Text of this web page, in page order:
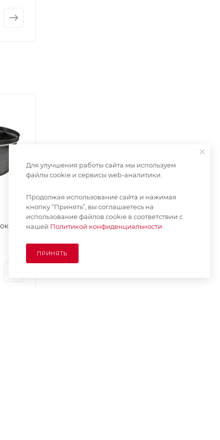
Для улучшения работы сайта мы используем
файлы cookie и сервисы web-аналитики.
Продолжая использование сайта и нажимая
кнопку “Принять”, вы соглашаетесь на
использование файлов cookie в соответствии с
нашей Политикой конфиденциальности.
ПРИНЯТЬ